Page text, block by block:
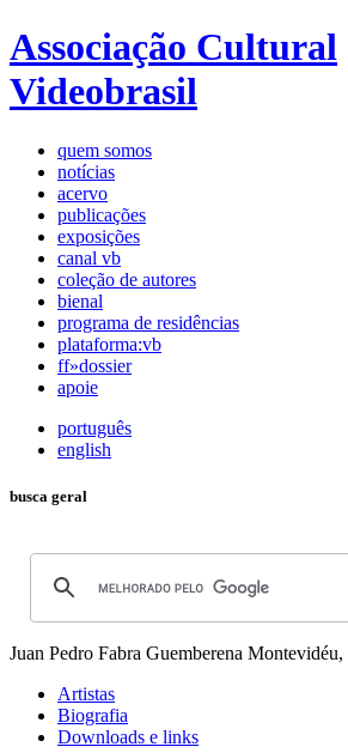
Associação Cultural
Videobrasil
quem somos
notícias
acervo
publicações
exposições
canal vb
coleção de autores
bienal
programa de residências
plataforma:vb
ff»dossier
apoie
português
english
busca geral
Juan Pedro Fabra Guemberena Montevidéu,
Artistas
Biografia
Downloads e links